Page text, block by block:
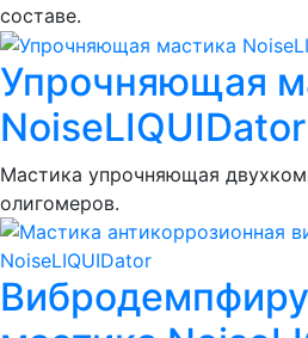
составе.
Упрочняющая
Мастика упрочняющая
олигомеров.